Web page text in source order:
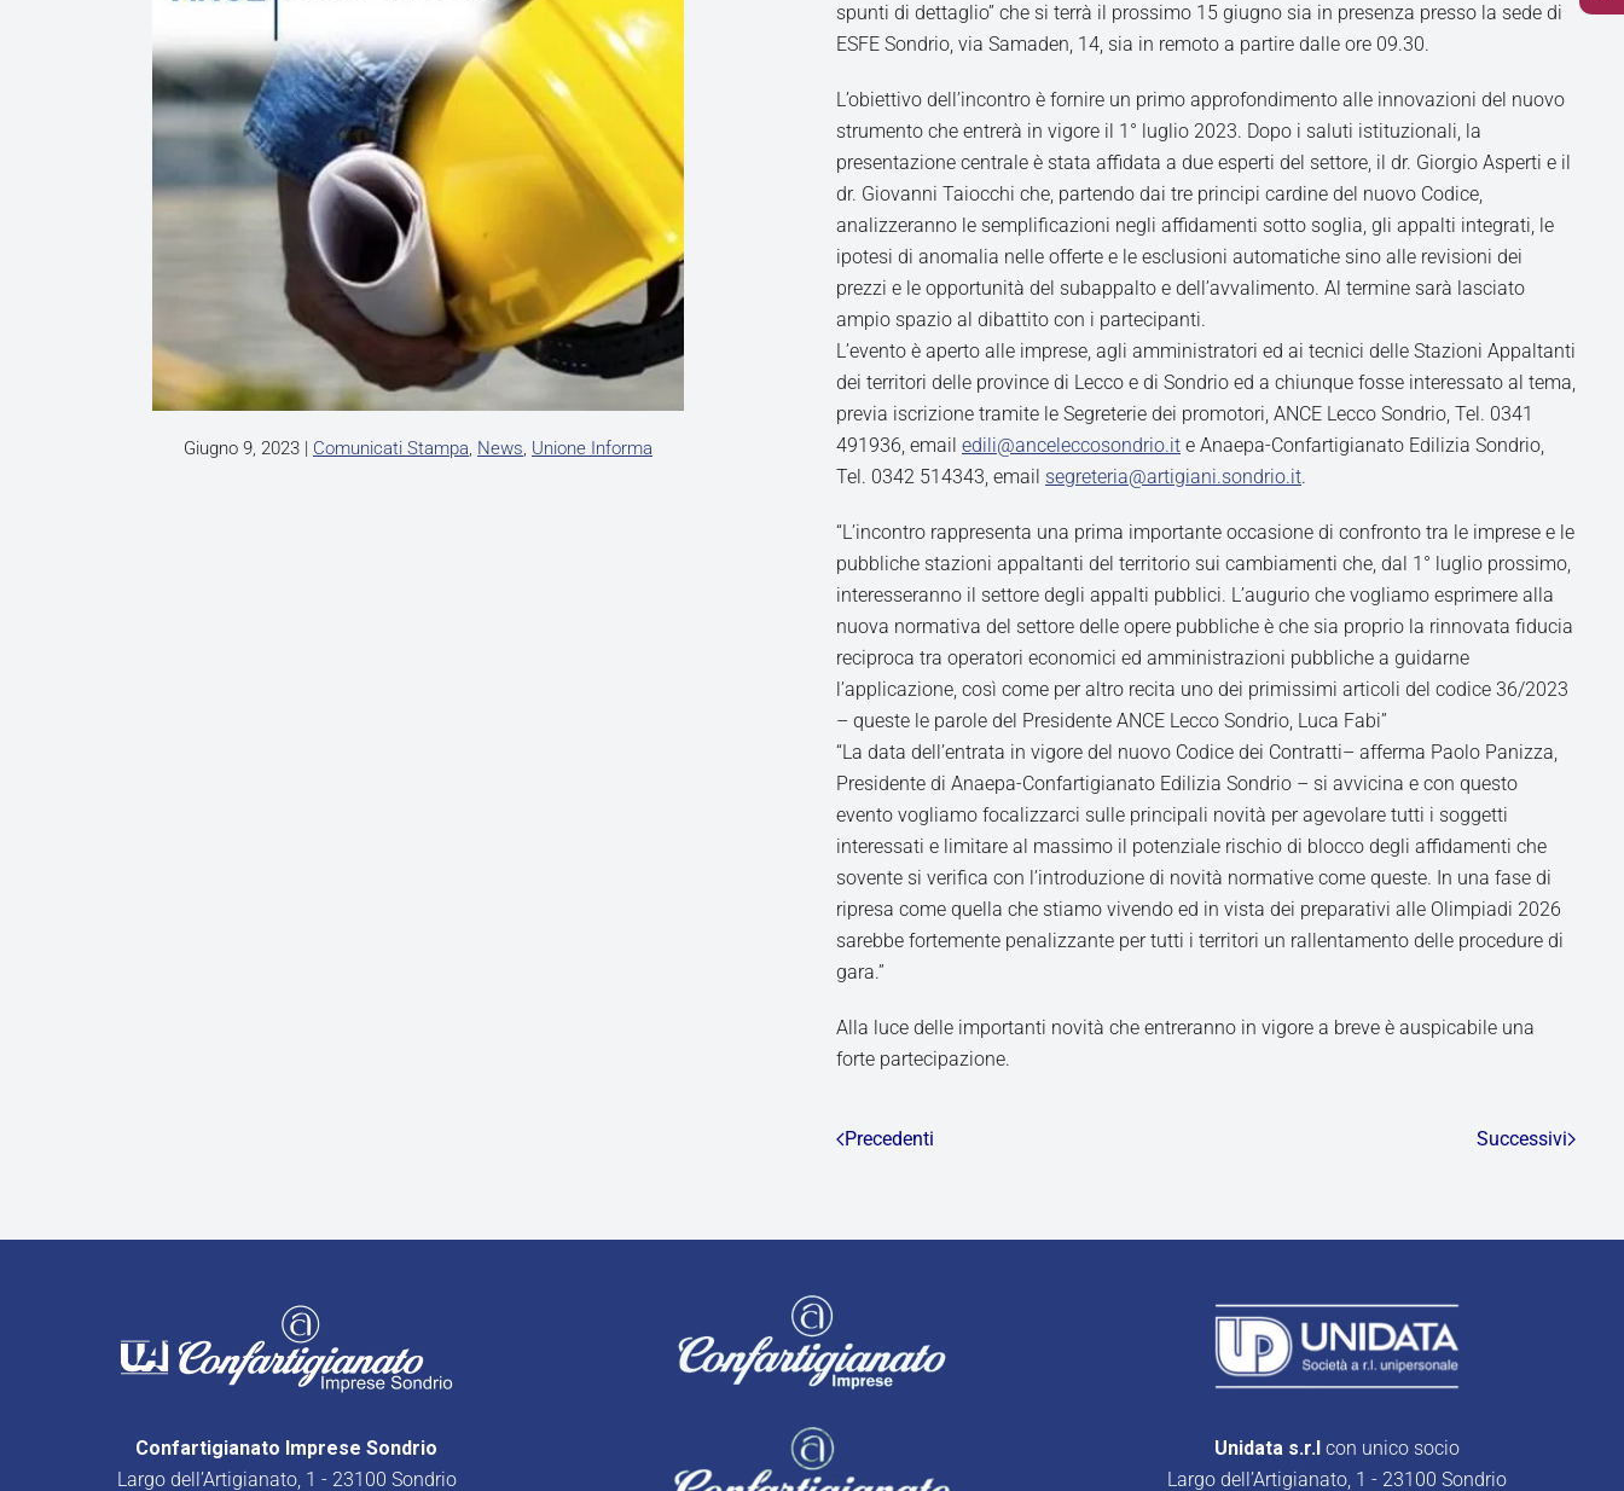
Giugno 9, 2023 | Comunicati Stampa, News, Unione Informa
spunti di dettaglio” che si terrà il prossimo 15 giugno sia in presenza presso la sede di
ESFE Sondrio, via Samaden, 14, sia in remoto a partire dalle ore 09.30.
L’obiettivo dell’incontro è fornire un primo approfondimento alle innovazioni del nuovo
strumento che entrerà in vigore il 1° luglio 2023. Dopo i saluti istituzionali, la
presentazione centrale è stata affidata a due esperti del settore, il dr. Giorgio Asperti e il
dr. Giovanni Taiocchi che, partendo dai tre principi cardine del nuovo Codice,
analizzeranno le semplificazioni negli affidamenti sotto soglia, gli appalti integrati, le
ipotesi di anomalia nelle offerte e le esclusioni automatiche sino alle revisioni dei
prezzi e le opportunità del subappalto e dell’avvalimento. Al termine sarà lasciato
ampio spazio al dibattito con i partecipanti.
L’evento è aperto alle imprese, agli amministratori ed ai tecnici delle Stazioni Appaltanti
dei territori delle province di Lecco e di Sondrio ed a chiunque fosse interessato al tema,
previa iscrizione tramite le Segreterie dei promotori, ANCE Lecco Sondrio, Tel. 0341
491936, email edili@anceleccosondrio.it e Anaepa-Confartigianato Edilizia Sondrio,
Tel. 0342 514343, email segreteria@artigiani.sondrio.it.
“L’incontro rappresenta una prima importante occasione di confronto tra le imprese e le
pubbliche stazioni appaltanti del territorio sui cambiamenti che, dal 1° luglio prossimo,
interesseranno il settore degli appalti pubblici. L’augurio che vogliamo esprimere alla
nuova normativa del settore delle opere pubbliche è che sia proprio la rinnovata fiducia
reciproca tra operatori economici ed amministrazioni pubbliche a guidarne
l’applicazione, così come per altro recita uno dei primissimi articoli del codice 36/2023
– queste le parole del Presidente ANCE Lecco Sondrio, Luca Fabi”
“La data dell’entrata in vigore del nuovo Codice dei Contratti– afferma Paolo Panizza,
Presidente di Anaepa-Confartigianato Edilizia Sondrio – si avvicina e con questo
evento vogliamo focalizzarci sulle principali novità per agevolare tutti i soggetti
interessati e limitare al massimo il potenziale rischio di blocco degli affidamenti che
sovente si verifica con l’introduzione di novità normative come queste. In una fase di
ripresa come quella che stiamo vivendo ed in vista dei preparativi alle Olimpiadi 2026
sarebbe fortemente penalizzante per tutti i territori un rallentamento delle procedure di
gara.”
Alla luce delle importanti novità che entreranno in vigore a breve è auspicabile una
forte partecipazione.
Precedenti Successivi
Confartigianato Imprese Sondrio
Largo dell’Artigianato, 1 - 23100 Sondrio
Unidata s.r.l con unico socio
Largo dell’Artigianato, 1 - 23100 Sondrio